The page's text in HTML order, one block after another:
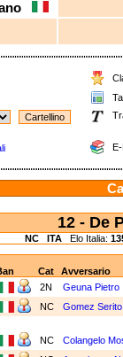
12 - De
NC ITAElo Italia:
Cat
Avversario
2N
Geuna Pietro
NC
Gomez
NC
Colangelo